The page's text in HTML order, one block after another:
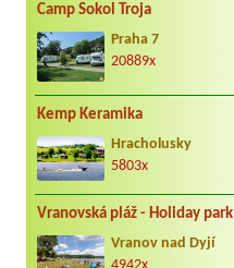
Camp Sokol Troja
Praha 7
20889x
Kemp Keramika
Hracholusky
5803x
Vranovská pláž - Holiday park
Vranov nad Dyjí